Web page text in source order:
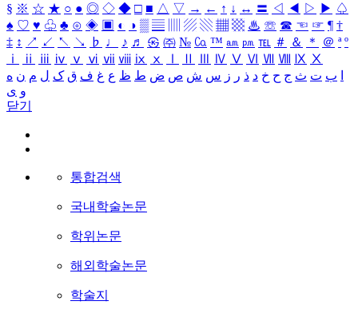
§ ※ ☆ ★ ○ ● ◎ ◇ ◆ □ ■ △ ▽ → ← ↑ ↓ ↔ 〓 ◁ ◀ ▷ ▶ ♤
♠ ♡ ♥ ♧ ♣ ⊙ ◈ ▣ ◐ ◑ ▒ ▤ ▨ ▧ ▦ ▩ ♨ ☏ ☎ ☜ ☞ ¶ †
‡ ↕ ↗ ↙ ↖ ↘ ♭ ♩ ♪ ♬ ㉿ ㈜ № ㏇ ™ ㏂ ㏘ ℡ ＃ ＆ ＊ ＠ ª º
ⅰ
ⅱ ⅲ ⅳ ⅴ ⅵ ⅶ ⅷ ⅸ ⅹ Ⅳ Ⅴ Ⅵ Ⅶ Ⅷ Ⅸ Ⅹ
ب ت ث ج ح خ د ذ ر ز س ش ص ض ط ظ ع غ ف ق ک ل م ن ه
و ی
닫기
통합검색
국내학술논문
학위논문
해외학술논문
학술지